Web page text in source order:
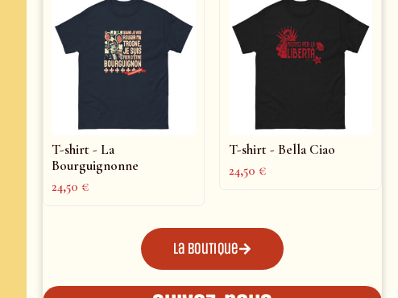
T-shirt - La
Bourguignonne
24,50€
T-shirt - Bella Ciao
24,50€
La boutique